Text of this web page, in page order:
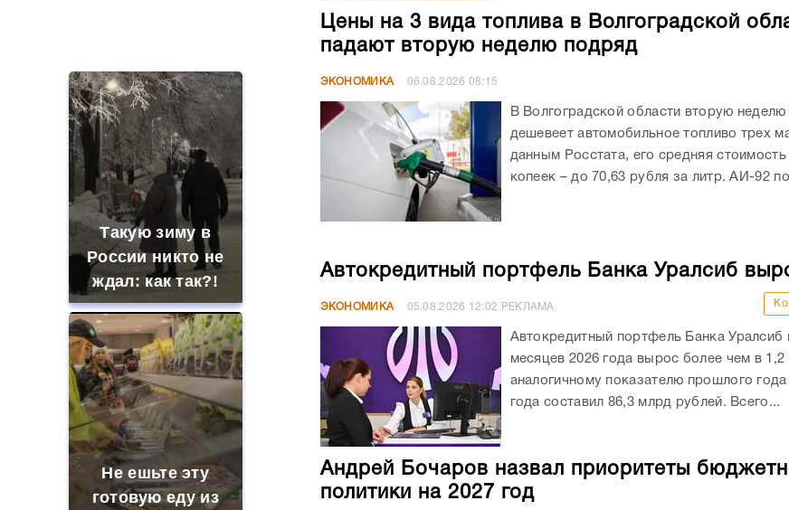
Такую зиму в
России никто не
ждал: как так?!
Не ешьте эту
готовую еду из
Цены на 3 вида топлива в Волгоградской
падают вторую неделю подряд
ЭКОНОМИКА 06.08.2026 08:15
В Волгоградской области вторую неделю
дешевеет автомобильное топливо трех
данным Росстата, его средняя
копеек – до 70,63 рубля за литр. АИ-92
Автокредитный портфель Банка Уралсиб
ЭКОНОМИКА 05.08.2026 12:02 РЕКЛАМА
Автокредитный портфель Банка Уралсиб
месяцев 2026 года вырос более чем в 1,2
аналогичному показателю прошлого года
года составил 86,3 млрд рублей. Всего...
Андрей Бочаров назвал приоритеты
политики на 2027 год